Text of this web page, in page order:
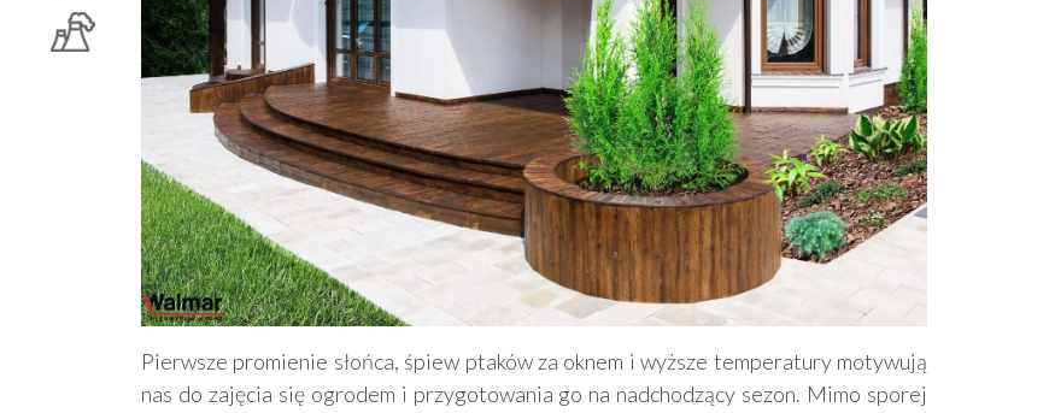
Pierwsze promienie słońca, śpiew ptaków za oknem i wyższe temperatury motywują
nas do zajęcia się ogrodem i przygotowania go na nadchodzący sezon. Mimo sporej